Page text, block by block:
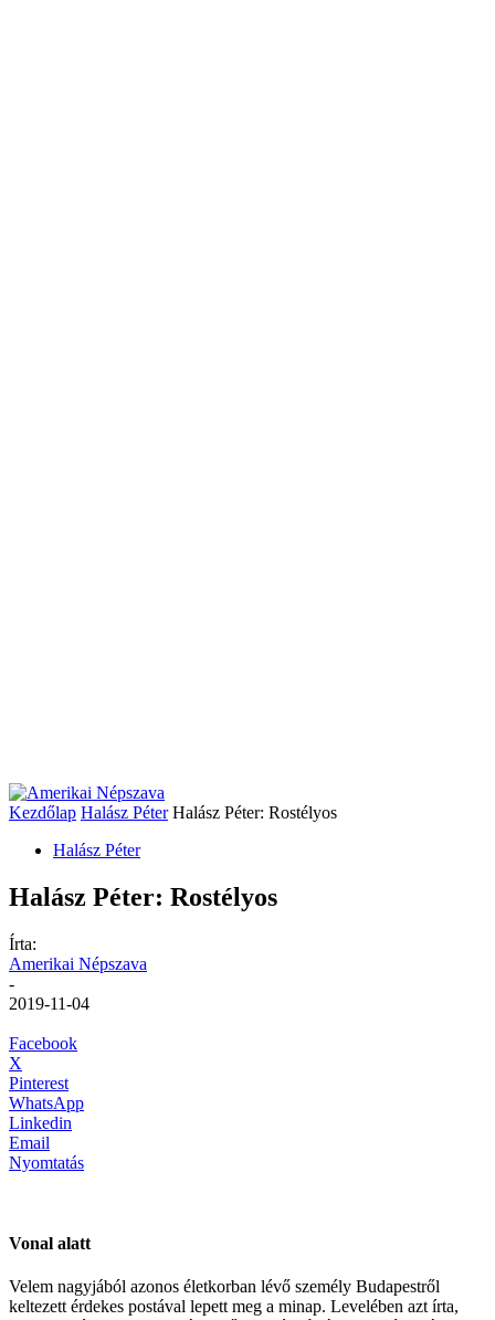
Kezdőlap Halász Péter Halász Péter: Rostélyos
Halász Péter
Halász Péter: Rostélyos
Írta:
Amerikai Népszava
-
2019-11-04
Facebook
X
Pinterest
WhatsApp
Linkedin
Email
Nyomtatás
Vonal alatt
Velem nagyjából azonos életkorban lévő személy Budapestről
keltezett érdekes postával lepett meg a minap. Levelében azt írta,